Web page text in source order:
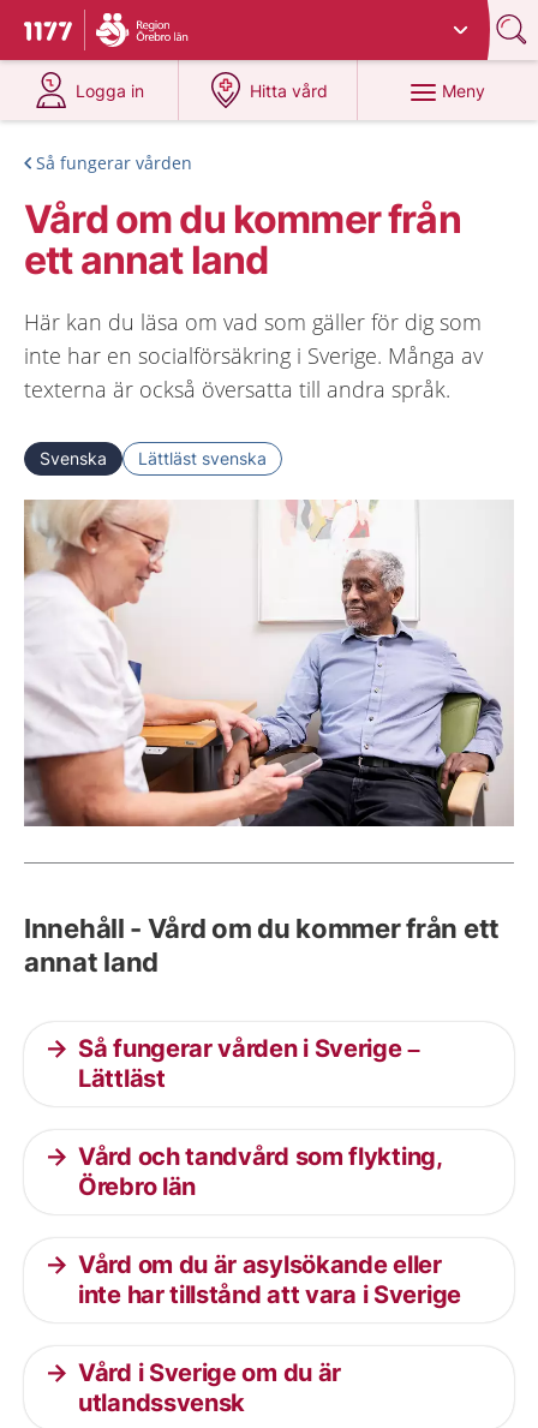
Till startsidan för 1177
Du har valt region
Logga in
på 1177.se
Hitta vård
på 1177.se
Meny
Så fungerar vården
Vård om du kommer från
ett annat land
Här kan du läsa om vad som gäller för dig som
inte har en socialförsäkring i Sverige. Många av
texterna är också översatta till andra språk.
Svenska Lättläst svenska
Innehåll - Vård om du kommer från ett
annat land
Så fungerar vården i Sverige –
Lättläst
Vård och tandvård som flykting,
Örebro län
Vård om du är asylsökande eller
inte har tillstånd att vara i Sverige
Vård i Sverige om du är
utlandssvensk